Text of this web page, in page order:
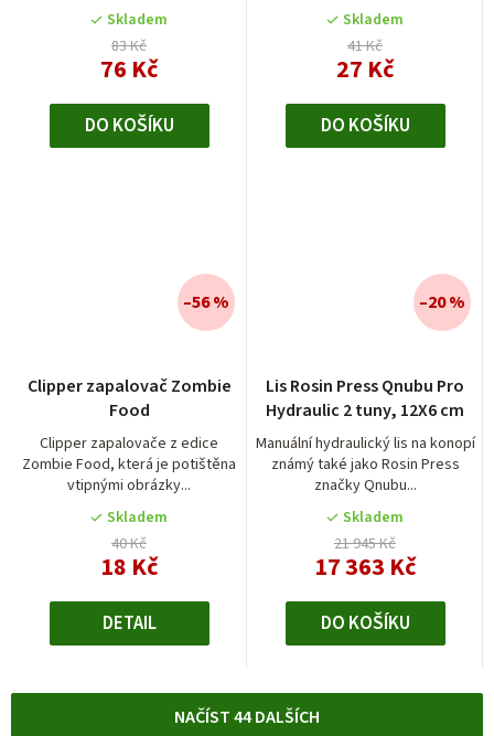
Skladem
83 Kč
76 Kč
DO KOŠÍKU
Skladem
41 Kč
27 Kč
DO KOŠÍKU
Clipper zapalovač Zombie
Food
Clipper zapalovače z edice
Zombie Food, která je potištěna
vtipnými obrázky...
Skladem
40 Kč
18 Kč
–56 %
DETAIL
Lis Rosin Press Qnubu Pro
Hydraulic 2 tuny, 12X6 cm
Manuální hydraulický lis na konopí
známý také jako Rosin Press
značky Qnubu...
Skladem
21 945 Kč
17 363 Kč
–20 %
DO KOŠÍKU
NAČÍST 44 DALŠÍCH